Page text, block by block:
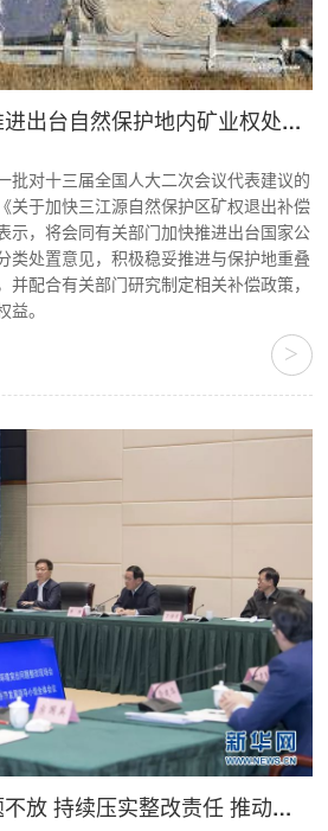
自然资源部：加快推进出台自然保护地内矿业权处置意见
批对十三届全国人大二次会议代表建议的
关于加快三江源自然保护区矿权退出补偿
示，将会同有关部门加快推进出台国家公
类处置意见，积极稳妥推进与保护地重叠
配合有关部门研究制定相关补偿政策，
。
>
韩正：紧紧抓住问题不放 持续压实整改责任 推动长江经济带高质量发展取得更大成效